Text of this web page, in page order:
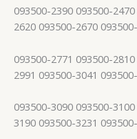
093500-2390 093500-
2620 093500-2670
093500-2771 093500-
2991 093500-3041
093500-3090 093500-
3190 093500-3231